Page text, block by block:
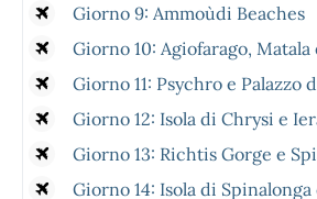
Giorno 9: Ammoùdi Beaches
Giorno 10: Agiofarago, Matala
Giorno 11: Psychro e Palazzo
Giorno 12: Isola di Chrysi e
Giorno 13: Richtis Gorge e
Giorno 14: Isola di